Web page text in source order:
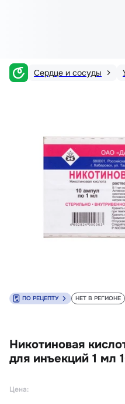
Сердце и сосуды
Никотиновая
для инъекций 1 мл
ПО РЕЦЕПТУ НЕТ В РЕГИОНЕ
Цена: